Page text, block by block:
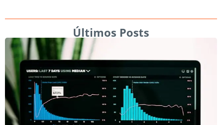
Últimos Posts